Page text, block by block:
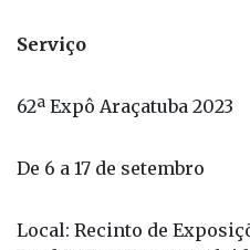
De 6 a 17 de setembro
Local: Recinto de
600, Araçatuba (SP)
Shows